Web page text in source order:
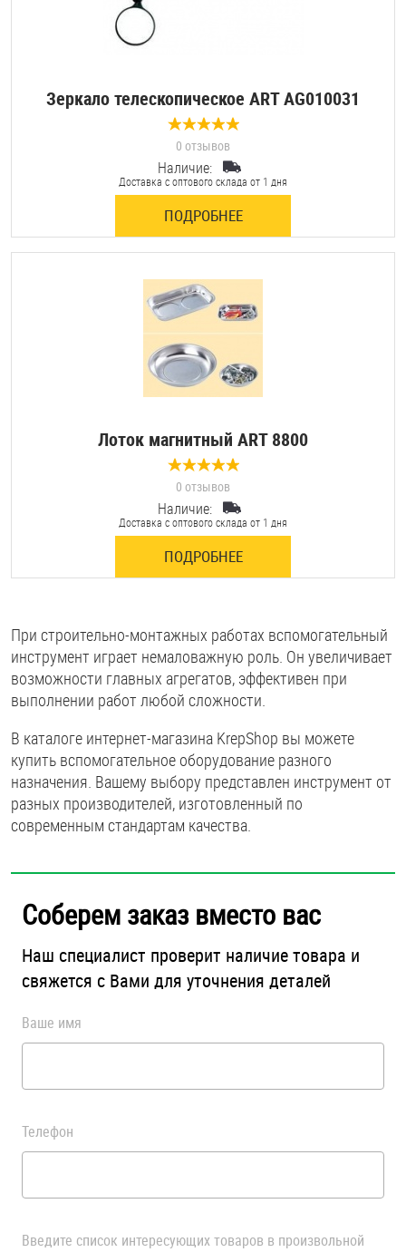
Зеркало телескопическое ART AG010031
0 отзывов
Наличие:
Доставка с оптового склада от 1 дня
ПОДРОБНЕЕ
Лоток магнитный ART 8800
0 отзывов
Наличие:
Доставка с оптового склада от 1 дня
ПОДРОБНЕЕ
При строительно-монтажных работах вспомогательный
инструмент играет немаловажную роль. Он увеличивает
возможности главных агрегатов, эффективен при
выполнении работ любой сложности.
В каталоге интернет-магазина KrepShop вы можете
купить вспомогательное оборудование разного
назначения. Вашему выбору представлен инструмент от
разных производителей, изготовленный по
современным стандартам качества.
Соберем заказ вместо вас
Наш специалист проверит наличие товара и
свяжется с Вами для уточнения деталей
Ваше имя
Телефон
Введите список интересующих товаров в произвольной